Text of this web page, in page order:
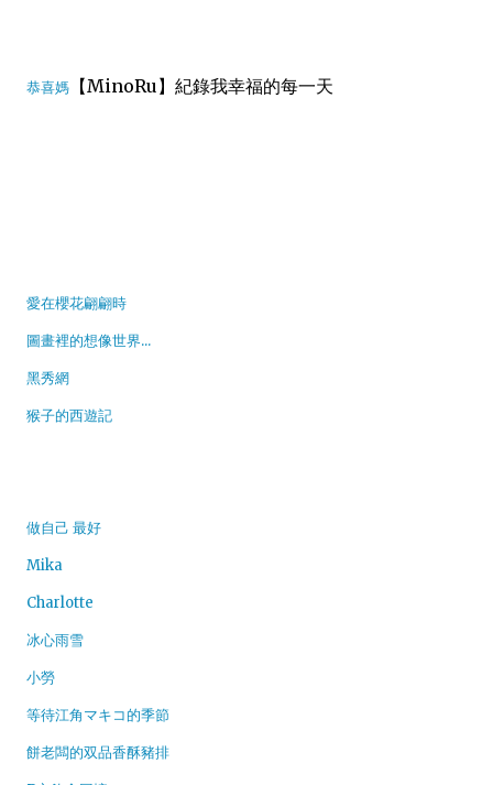
恭喜媽 【MinoRu】紀錄我幸福的每一天
愛在櫻花翩翩時
圖畫裡的想像世界...
黑秀網
猴子的西遊記
做自己 最好
Mika
Charlotte
冰心雨雪
小勞
等待江角マキコ的季節
餅老闆的双品香酥豬排